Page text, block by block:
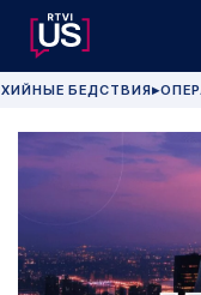
БЕДСТВИЯ▶